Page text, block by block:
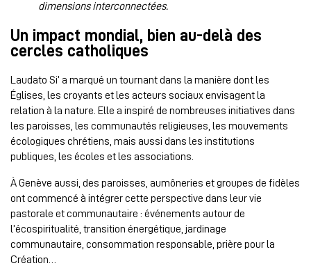
dimensions interconnectées.
Un impact mondial, bien au-delà des
cercles catholiques
Laudato Si’ a marqué un tournant dans la manière dont les
Églises, les croyants et les acteurs sociaux envisagent la
relation à la nature. Elle a inspiré de nombreuses initiatives dans
les paroisses, les communautés religieuses, les mouvements
écologiques chrétiens, mais aussi dans les institutions
publiques, les écoles et les associations.
À Genève aussi, des paroisses, aumôneries et groupes de fidèles
ont commencé à intégrer cette perspective dans leur vie
pastorale et communautaire : événements autour de
l’écospiritualité, transition énergétique, jardinage
communautaire, consommation responsable, prière pour la
Création…